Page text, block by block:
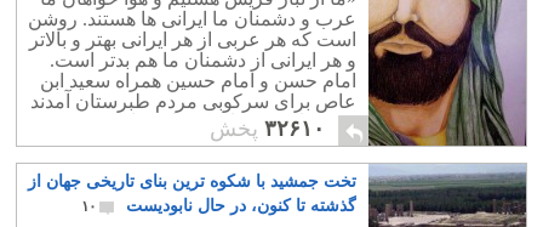
عرب و دشمنان ما ايرانی ها هستند. روشن
است که هر عربی از هر ايرانی بهتر و بالاتر
و هر ايرانی از دشمنان ما هم بدتر است.
امام حسن و امام حسین همراه سعید ابن
عاص برای سرکوبی مردم طبرستان آمدند
ومردمان بی دفاع یک قلعه را کشتند.
۳۲۶۱۰ پخش
تخت جمشید با شکوه ترین بنای تاریخی جهان از
گذشته تا کنون، در حال نابودیست
۱۰